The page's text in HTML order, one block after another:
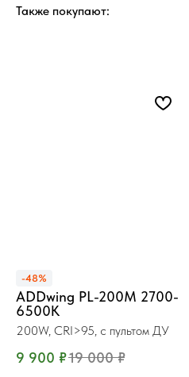
Также покупают:
-48%
ADDwing PL-200М 2700-
6500K
200W, CRI>95, с пультом ДУ
9 900 ₽19 000 ₽